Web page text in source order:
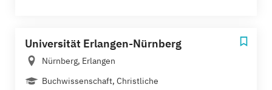
Universität Erlangen-Nürnberg
Nürnberg, Erlangen
Buchwissenschaft, Christliche